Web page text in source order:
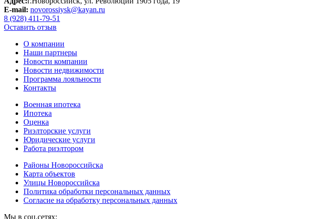
E-mail: novorossiysk@kayan.ru
8 (928) 411-79-51
Оставить отзыв
О компании
Наши партнеры
Новости компании
Новости недвижимости
Программа лояльности
Контакты
Военная ипотека
Ипотека
Оценка
Риэлторские услуги
Юридические услуги
Работа риэлтором
Районы Новороссийска
Карта объектов
Улицы Новороссийска
Политика обработки персональных данных
Согласие на обработку персональных данных
Мы в соц.сетях: